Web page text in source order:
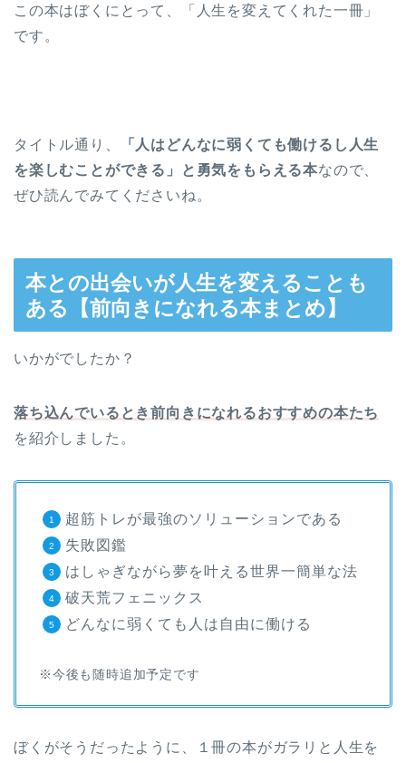
この本はぼくにとって、「人生を変えてくれた一冊」
です。
タイトル通り、
「人はどんなに弱くても働けるし人生
を楽しむことができる」と勇気をもらえる本なので、
ぜひ読んでみてくださいね。
本との出会いが人生を変えることも
ある【前向きになれる本まとめ】
いかがでしたか？
落ち込んでいるとき前向きになれるおすすめの本たち
を紹介しました。
超筋トレが最強のソリューションである
失敗図鑑
はしゃぎながら夢を叶える世界一簡単な法
破天荒フェニックス
どんなに弱くても人は自由に働ける
※今後も随時追加予定です
ぼくがそうだったように、１冊の本がガラリと人生を